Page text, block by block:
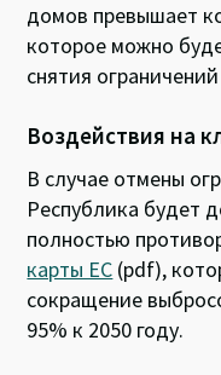
домов превышает
которое можно
снятия
Воздействия на
В случае отмены
Республика будет
полностью
карты ЕС (pdf),
сокращение
95% к 2050 году.